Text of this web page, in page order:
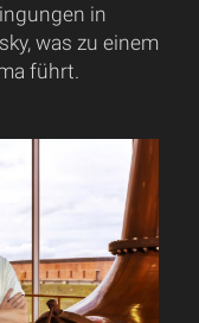
in
was zu einem
führt.